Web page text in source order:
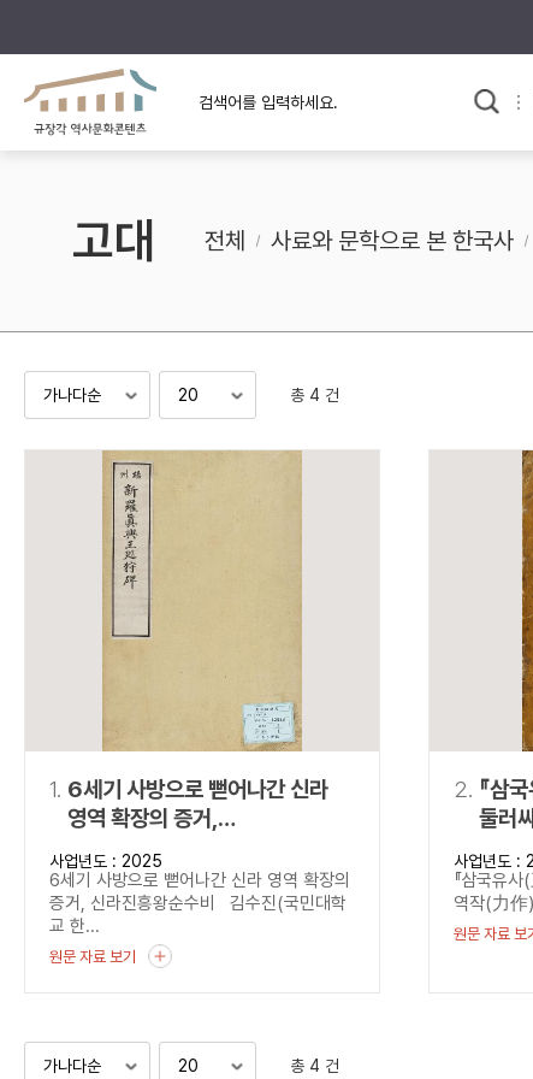
규장각의 어제와 오늘
규장각 소개영상
사료와 문학으로 본
고대
조선 후기
“정조”와 “정
“정조” 또는 “
정조 NOT 정약용
“정조”가 나온
동시에 여러 개의 연산자를 사용할 수 있습니다.
고대 전체 사료와 문학으로 본 한국사
총 4 건
1. 6세기 사방으로 뻗어나간 신라
영역 확장의 증거,
신라진흥왕순수비
사업년도 : 2025
6세기 사방으로 뻗어나간 신라 영역 확장의
증거, 신라진흥왕순수비 김수진(국민대학
교 한...
원문 자료 보기
2. 『삼
둘러
사업년도 :
『삼국유
역작(力作
원문 자료 보
총 4 건